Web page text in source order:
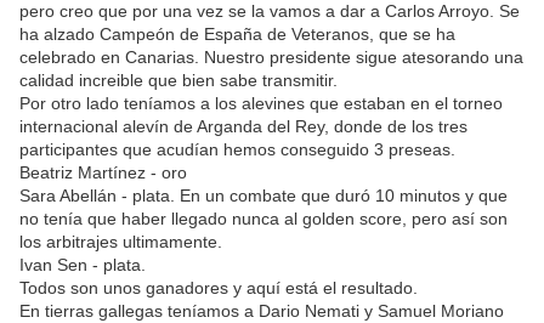
pero creo que por una vez se la vamos a dar a Carlos Arroyo. Se
ha alzado Campeón de España de Veteranos, que se ha
celebrado en Canarias. Nuestro presidente sigue atesorando una
calidad increible que bien sabe transmitir.
Por otro lado teníamos a los alevines que estaban en el torneo
internacional alevín de Arganda del Rey, donde de los tres
participantes que acudían hemos conseguido 3 preseas.
Beatriz Martínez - oro
Sara Abellán - plata. En un combate que duró 10 minutos y que
no tenía que haber llegado nunca al golden score, pero así son
los arbitrajes ultimamente.
Ivan Sen - plata.
Todos son unos ganadores y aquí está el resultado.
En tierras gallegas teníamos a Dario Nemati y Samuel Moriano